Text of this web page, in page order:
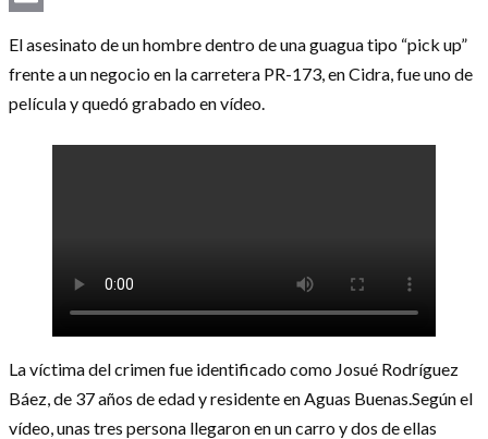
El asesinato de un hombre dentro de una guagua tipo “pick up”
frente a un negocio en la carretera PR-173, en Cidra, fue uno de
película y quedó grabado en vídeo.
La víctima del crimen fue identificado como Josué Rodríguez
Báez, de 37 años de edad y residente en Aguas Buenas.Según el
vídeo, unas tres persona llegaron en un carro y dos de ellas